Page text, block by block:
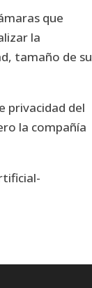
que
la
tamaño de su
privacidad del
la compañía